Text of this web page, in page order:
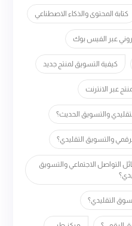
كتابة المحتوى والذكاء الاصطناعي
عبر الفيس بوك
كيفية التسويق لمنتج جديد
عبر الانترنت
والتسويق الحديث؟
والتسويق التقليدي؟
التواصل الاجتماعي والتسويق
التقليدي؟